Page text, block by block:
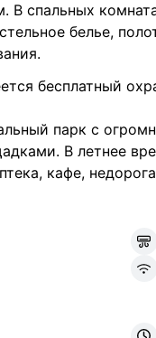
В спальных
белье,
бесплатный
парк с
В летнее
кафе,